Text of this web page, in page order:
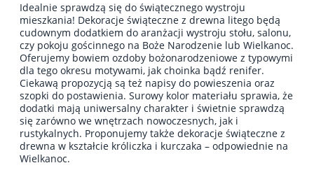
Idealnie sprawdzą się do świątecznego wystroju
mieszkania! Dekoracje świąteczne z drewna litego będą
cudownym dodatkiem do aranżacji wystroju stołu, salonu,
czy pokoju gościnnego na Boże Narodzenie lub Wielkanoc.
Oferujemy bowiem ozdoby bożonarodzeniowe z typowymi
dla tego okresu motywami, jak choinka bądź renifer.
Ciekawą propozycją są też napisy do powieszenia oraz
szopki do postawienia. Surowy kolor materiału sprawia, że
dodatki mają uniwersalny charakter i świetnie sprawdzą
się zarówno we wnętrzach nowoczesnych, jak i
rustykalnych. Proponujemy także dekoracje świąteczne z
drewna w kształcie króliczka i kurczaka – odpowiednie na
Wielkanoc.